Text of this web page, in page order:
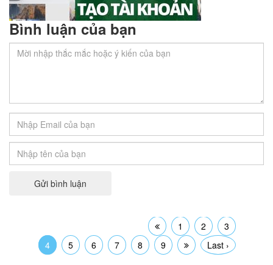
Miễn Phí !!! dễ và nhanh nhất 2022
Chào các bạn, hôm nay mình sẽ hướng dẫn các bạn
Bình luận của bạn
Gửi bình luận
1 2
3
4
5 6 7 8 9 Last ›